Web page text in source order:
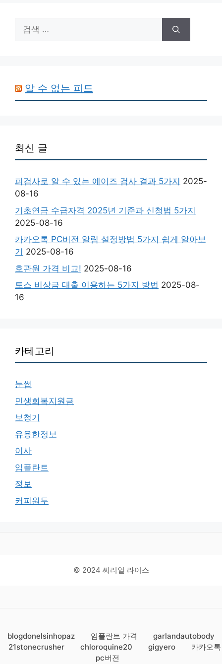
색:
알 수 없는 피드
최신 글
피검사로 알 수 있는 에이즈 검사 결과 5가지 2025-
08-16
기초연금 수급자격 2025년 기준과 신청법 5가지
2025-08-16
카카오톡 PC버전 알림 설정방법 5가지 쉽게 알아보
기 2025-08-16
호관원 가격 비교! 2025-08-16
토스 비상금 대출 이용하는 5가지 방법 2025-08-
16
카테고리
눈썹
민생회복지원금
보청기
유용한정보
이사
임플란트
정보
커피원두
© 2024 씨리얼 라이스
blogdonelsinhopaz 임플란트 가격
garlandautobody
21stonecrusher
chloroquine20 gigyero
카카오톡
pc버전